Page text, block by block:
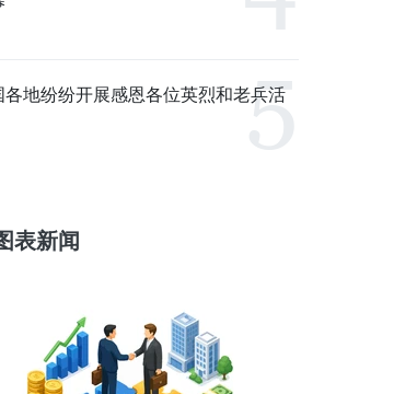
各地纷纷开展感恩各位英烈和老兵活
表新闻